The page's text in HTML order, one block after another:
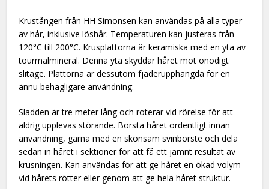
Krustången från HH Simonsen kan användas på alla typer
av hår, inklusive löshår. Temperaturen kan justeras från
120°C till 200°C. Krusplattorna är keramiska med en yta av
tourmalmineral. Denna yta skyddar håret mot onödigt
slitage. Plattorna är dessutom fjäderupphängda för en
ännu behagligare användning.
Sladden är tre meter lång och roterar vid rörelse för att
aldrig upplevas störande. Borsta håret ordentligt innan
användning, gärna med en skonsam svinborste och dela
sedan in håret i sektioner för att få ett jämnt resultat av
krusningen. Kan användas för att ge håret en ökad volym
vid hårets rötter eller genom att ge hela håret struktur.